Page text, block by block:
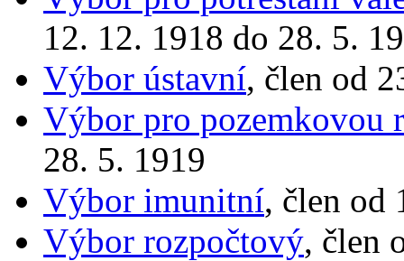
12. 12. 1918 do 28. 5.
Výbor ústavní, člen od
Výbor pro pozemkovou
28. 5. 1919
Výbor imunitní, člen od
Výbor rozpočtový, člen